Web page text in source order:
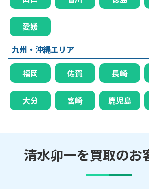
愛媛
九州・沖縄エリア
福岡 佐賀 長崎
大分 宮崎 鹿児島
清水卯一を買取のお